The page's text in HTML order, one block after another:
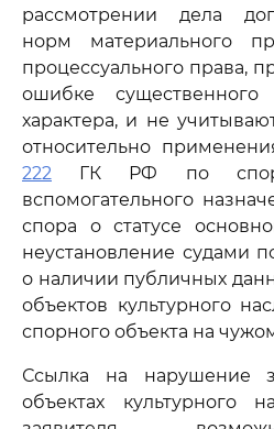
рассмотрении дела
норм материального
процессуального права,
ошибке
характера, и не
относительно
222 ГК РФ по
вспомогательного
спора о статусе
неустановление судами
о наличии публичных
объектов культурного
спорного объекта на
Ссылка на нарушение
объектах культурного